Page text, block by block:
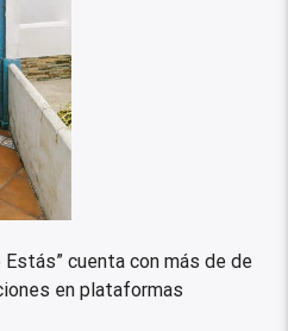
cuenta con más de de
en plataformas